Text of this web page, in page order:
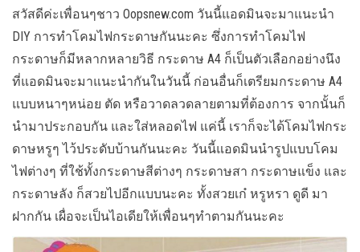
สวัสดีค่ะเพื่อนๆชาว Oopsnew.com วันนี้แอดมินจะมาแนะนำ
DIY การทำโคมไฟกระดาษกันนะคะ ซึ่งการทำโคมไฟ
กระดาษก็มีหลากหลายวิธี กระดาษ A4 ก็เป็นตัวเลือกอย่างนึง
ที่แอดมินจะมาแนะนำกันในวันนี้ ก่อนอื่นก็เตรียมกระดาษ A4
แบบหนาๆหน่อย ตัด หรือวาดลวดลายตามที่ต้องการ จากนั้นก็
นำมาประกอบกัน และใส่หลอดไฟ แค่นี้ เราก็จะได้โคมไฟกระ
ดาษหรูๆ ไว้ประดับบ้านกันนะคะ วันนี้แอดมินนำรูปแบบโคม
ไฟต่างๆ ที่ใช้ทั้งกระดาษสีต่างๆ กระดาษสา กระดาษแข็ง และ
กระดาษลัง ก็สวยไปอีกแบบนะคะ ทั้งสวยเก๋ หรูหรา ดูดี มา
ฝากกัน เผื่อจะเป็นไอเดียให้เพื่อนๆทำตามกันนะคะ